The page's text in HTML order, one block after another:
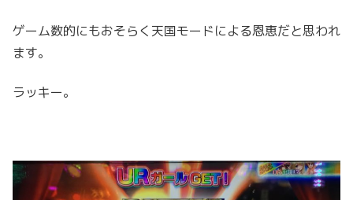
ゲーム数的にもおそらく天国モードによる恩恵だと思われ
ます。
ラッキー。